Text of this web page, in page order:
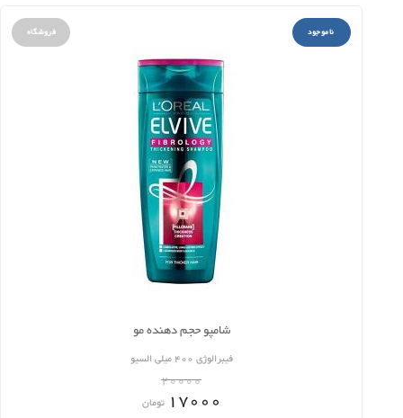
ناموجود فروشگاه
شامپو حجم دهنده مو
فیبرالوژی 400 میلی السیو
20000
17000 تومان